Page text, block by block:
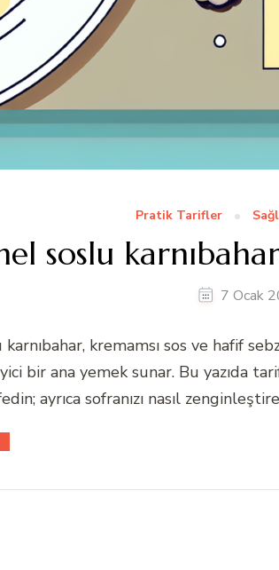
Pratik Tarifler
soslu
7 Ocak
kremamsı sos ve hafif
bir ana yemek sunar. Bu yazıda
ayrıca sofranızı nasıl